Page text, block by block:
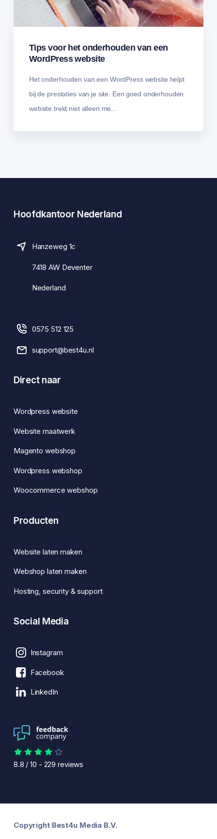
Tips voor het onderhouden van een
WordPress website
Het onderhouden van een WordPress website helpt
bij de prestaties van je site. Een goed onderhouden
website trekt niet alleen me...
Hoofdkantoor Nederland
Hanzeweg 1c
7418 AW Deventer
Nederland
0575 512 125
support@best4u.nl
Direct naar
Wordpress website
Website maatwerk
Magento webshop
Wordpress webshop
Woocommerce webshop
Producten
Website laten maken
Webshop laten maken
Hosting, security & support
Social Media
Instagram
Facebook
LinkedIn
8.8 /10 - 229 reviews
Copyright Best4u Media B.V.